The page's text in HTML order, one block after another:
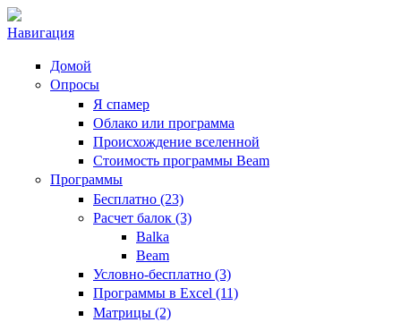
Навигация
Домой
Опросы
Я спамер
Облако или программа
Происхождение вселенной
Стоимость программы Beam
Программы
Бесплатно (23)
Расчет балок (3)
Balka
Beam
Условно-бесплатно (3)
Программы в Excel (11)
Матрицы (2)